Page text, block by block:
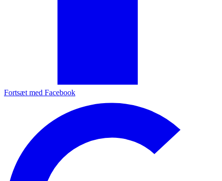
Fortsæt med Facebook